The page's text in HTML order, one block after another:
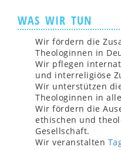
WAS WIR TUN
Wir fördern die
Theologinnen in
Wir pflegen
und interreligiöse
Wir unterstützen
Theologinnen in
Wir fördern die
ethischen und
Gesellschaft.
Wir veranstalten